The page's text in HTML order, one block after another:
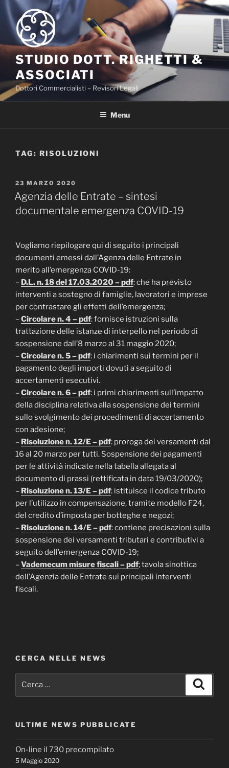
Salta
contenuto
STUDIO DOTT. RIGHETTI &
ASSOCIATI
Dottori Commercialisti – Revisori Legali
Menu
TAG: RISOLUZIONI
PUBBLICATO
IL
23 MARZO 2020
Agenzia delle Entrate – sintesi
documentale emergenza COVID-19
Vogliamo riepilogare qui di seguito i principali
documenti emessi dall’Agenza delle Entrate in
merito all’emergenza COVID-19:
– D.L. n. 18 del 17.03.2020 – pdf: che ha previsto
interventi a sostegno di famiglie, lavoratori e imprese
per contrastare gli effetti dell’emergenza;
–Circolare n. 4 – pdf: fornisce istruzioni sulla
trattazione delle istanze di interpello nel periodo di
sospensione dall’8 marzo al 31 maggio 2020;
–Circolare n. 5 – pdf: i chiarimenti sui termini per il
pagamento degli importi dovuti a seguito di
accertamenti esecutivi.
–Circolare n. 6 – pdf: i primi chiarimenti sull’impatto
della disciplina relativa alla sospensione dei termini
sullo svolgimento dei procedimenti di accertamento
con adesione;
– Risoluzione n. 12/E – pdf: proroga dei versamenti dal
16 al 20 marzo per tutti. Sospensione dei pagamenti
per le attività indicate nella tabella allegata al
documento di prassi (rettificata in data 19/03/2020);
– Risoluzione n. 13/E – pdf: istituisce il codice tributo
per l’utilizzo in compensazione, tramite modello F24,
del credito d’imposta per botteghe e negozi;
– Risoluzione n. 14/E – pdf: contiene precisazioni sulla
sospensione dei versamenti tributari e contributivi a
seguito dell’emergenza COVID-19;
–Vademecum misure fiscali – pdf; tavola sinottica
dell’Agenzia delle Entrate sui principali interventi
fiscali.
CERCA NELLE NEWS
ULTIME NEWS PUBBLICATE
On-line il 730 precompilato
5 Maggio 2020